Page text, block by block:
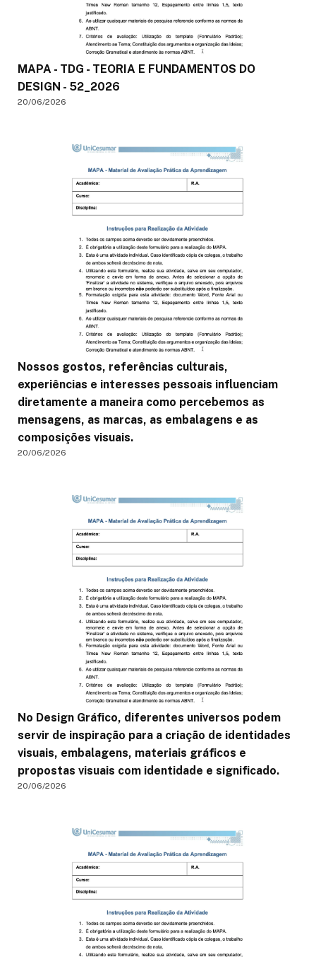
MAPA - TDG - TEORIA E FUNDAMENTOS DO
DESIGN - 52_2026
20/06/2026
Nossos gostos, referências culturais,
experiências e interesses pessoais influenciam
diretamente a maneira como percebemos as
mensagens, as marcas, as embalagens e as
composições visuais.
20/06/2026
No Design Gráfico, diferentes universos podem
servir de inspiração para a criação de identidades
visuais, embalagens, materiais gráficos e
propostas visuais com identidade e significado.
20/06/2026